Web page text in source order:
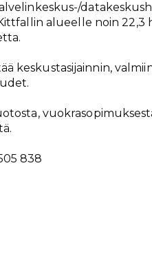
alueelle noin 22,3
keskustasijainnin,
838